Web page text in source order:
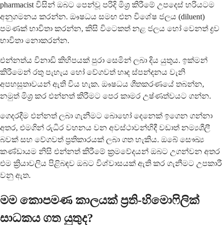
pharmacist විසින් ඔබට පෙන්වූ පරිදි මිශ්‍ර කිරීමේ උපදෙස් හරියටම
අනුගමනය කරන්න. ඖෂධය සමඟ එන විශේෂ ජලය (diluent)
පමණක් භාවිතා කරන්න, කිසි විටෙකත් නළ ජලය හෝ වෙනත් ද්‍රව
භාවිතා නොකරන්න.
එන්නත්ය විනාඩි කිහිපයක් පුරා සෙමින් ලබා දිය යුතුය. ඉක්මන්
කිරීමෙන් රතු පැහැය හෝ වේගවත් හෘද ස්පන්දනය වැනි
අපහසුතාවයන් ඇති විය හැක. ඖෂධය ශීතකරණයේ තබන්න,
නමුත් මිශ්‍ර කර එන්නත් කිරීමට පෙර කාමර උෂ්ණත්වයට ගන්න.
ගෙදරදීම එන්නත් ලබා ගැනීමට බොහෝ දෙනෙක් ඉගෙන ගන්නා
අතර, එමගින් රුධිර වහනය වන අවස්ථාවන්හිදී වඩාත් නම්‍යශීලී
බවක් සහ වේගවත් ප්‍රතිකාරයක් ලබා ගත හැකිය. ඔබේ සෞඛ්‍ය
කණ්ඩායම නිසි එන්නත් කිරීමේ ක්‍රමවේදයන් ඔබට උගන්වන අතර
එම ක්‍රියාවලිය පිළිබඳව ඔබට විශ්වාසයක් ඇති කර ගැනීමට උපකාරී
වනු ඇත.
මම කොපමණ කාලයක් ප්‍රති-හිමොෆිලික්
සාධකය ගත යුතුද?